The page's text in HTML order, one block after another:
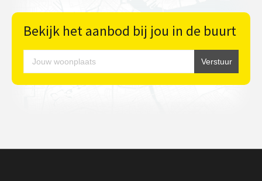
Bekijk het aanbod bij jou in de buurt